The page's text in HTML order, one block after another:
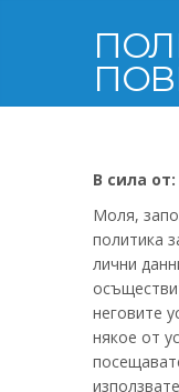
В сила от:
Моля,
политика
лични
неговите
някое от